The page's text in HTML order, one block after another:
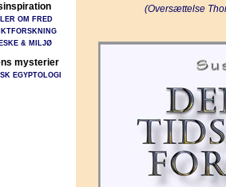
OM FRED
& MILJØ
mysterier
EGYPTOLOGI
(Oversættelse